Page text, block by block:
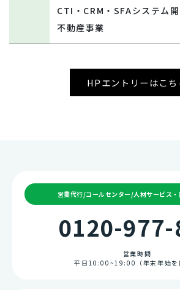
CTI・CRM・SFAシステム
不動産事業
HPエントリーはこち
営業代行/コールセンター/人材サービス
0120-
営業時間
平日10:00~19:00（年末年始を